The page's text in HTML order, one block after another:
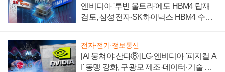
엔비디아 '루빈 울트라'에도 HBM4 탑재
검토, 삼성전자·SK하이닉스 HBM4 수율
전자·전기·정보통신
[AI 뭉쳐야 산다⑧] LG·엔비디아 '피지컬 A
I' 동맹 강화, 구광모 제조·데이터·기술 결